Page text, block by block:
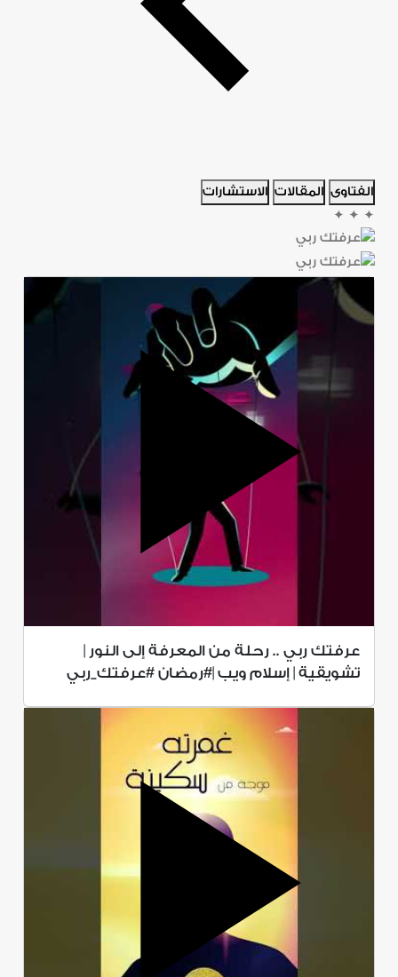
الفتاوى المقالات الاستشارات
✦
✦
✦
عرفتك ربي .. رحلة من المعرفة إلى النور |
تشويقية | إسلام ويب |#رمضان #عرفتك_ربي